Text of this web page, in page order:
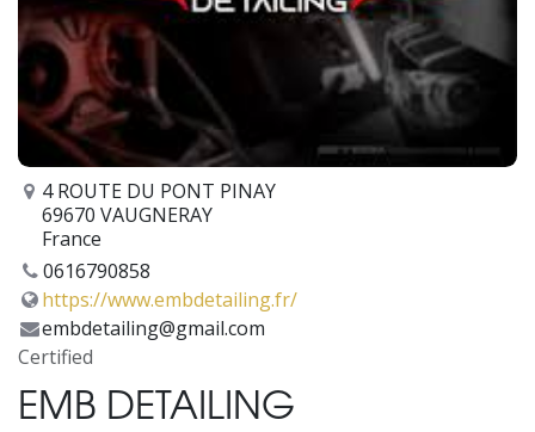
4 ROUTE DU PONT PINAY
69670 VAUGNERAY
France
0616790858
https://www.embdetailing.fr/
embdetailing@gmail.com
Certified
EMB DETAILING